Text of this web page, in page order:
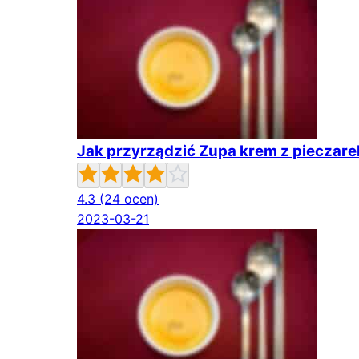
Jak przyrządzić Zupa krem z
4.3 (24 ocen)
2023-03-21